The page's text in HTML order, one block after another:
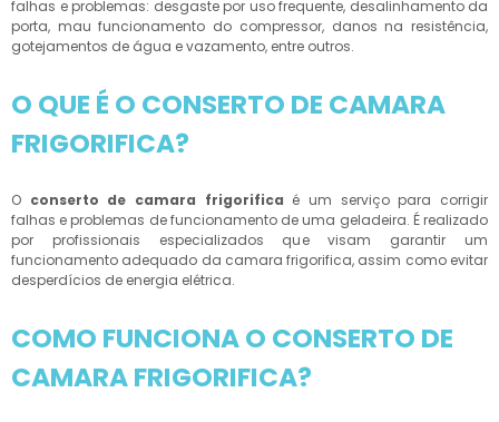
falhas e problemas: desgaste por uso frequente, desalinhamento da
porta, mau funcionamento do compressor, danos na resistência,
gotejamentos de água e vazamento, entre outros.
O QUE É O CONSERTO DE CAMARA
FRIGORIFICA?
O conserto de camara frigorifica é um serviço para corrigir
falhas e problemas de funcionamento de uma geladeira. É realizado
por profissionais especializados que visam garantir um
funcionamento adequado da camara frigorifica, assim como evitar
desperdícios de energia elétrica.
COMO FUNCIONA O CONSERTO DE
CAMARA FRIGORIFICA?